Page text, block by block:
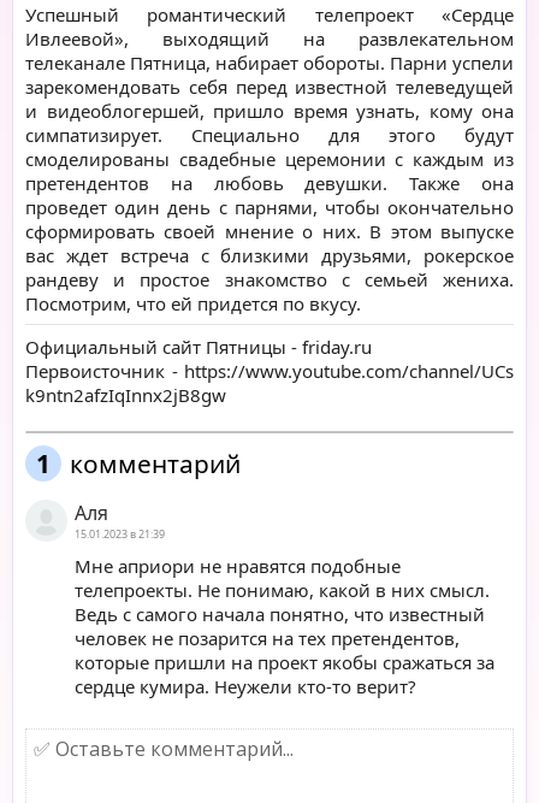
Успешный романтический телепроект «Сердце
Ивлеевой», выходящий на развлекательном
телеканале Пятница, набирает обороты. Парни успели
зарекомендовать себя перед известной телеведущей
и видеоблогершей, пришло время узнать, кому она
симпатизирует. Специально для этого будут
смоделированы свадебные церемонии с каждым из
претендентов на любовь девушки. Также она
проведет один день с парнями, чтобы окончательно
сформировать своей мнение о них. В этом выпуске
вас ждет встреча с близкими друзьями, рокерское
рандеву и простое знакомство с семьей жениха.
Посмотрим, что ей придется по вкусу.
Официальный сайт Пятницы - friday.ru
Первоисточник - https://www.youtube.com/channel/UCs
k9ntn2afzIqInnx2jB8gw
1 комментарий
Аля
15.01.2023 в 21:39
Мне априори не нравятся подобные
телепроекты. Не понимаю, какой в них смысл.
Ведь с самого начала понятно, что известный
человек не позарится на тех претендентов,
которые пришли на проект якобы сражаться за
сердце кумира. Неужели кто-то верит?